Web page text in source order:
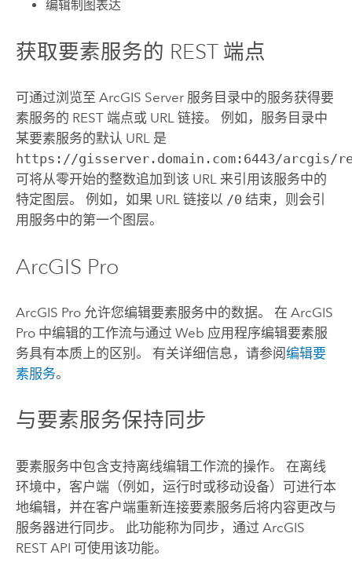
编辑制图表达
获取要素服务的 REST 端点
可通过浏览至 ArcGIS Server服务目录中的服务获得要
素服务的 REST 端点或 URL 链接。 例如，服务目录中
某要素服务的默认 URL 是
https://gisserver.domain.com:6443/
可将从零开始的整数追加到该 URL 来引用该服务中的
特定图层。 例如，如果 URL 链接以 /0 结束，则会引
用服务中的第一个图层。
ArcGIS Pro
ArcGIS Pro允许您编辑要素服务中的数据。 在 ArcGIS
Pro中编辑的工作流与通过 Web 应用程序编辑要素服
务具有本质上的区别。 有关详细信息，请参阅编辑要
素服务。
与要素服务保持同步
要素服务中包含支持离线编辑工作流的操作。 在离线
环境中，客户端（例如，运行时或移动设备）可进行本
地编辑，并在客户端重新连接要素服务后将内容更改与
服务器进行同步。 此功能称为同步，通过 ArcGIS
REST API 可使用该功能。